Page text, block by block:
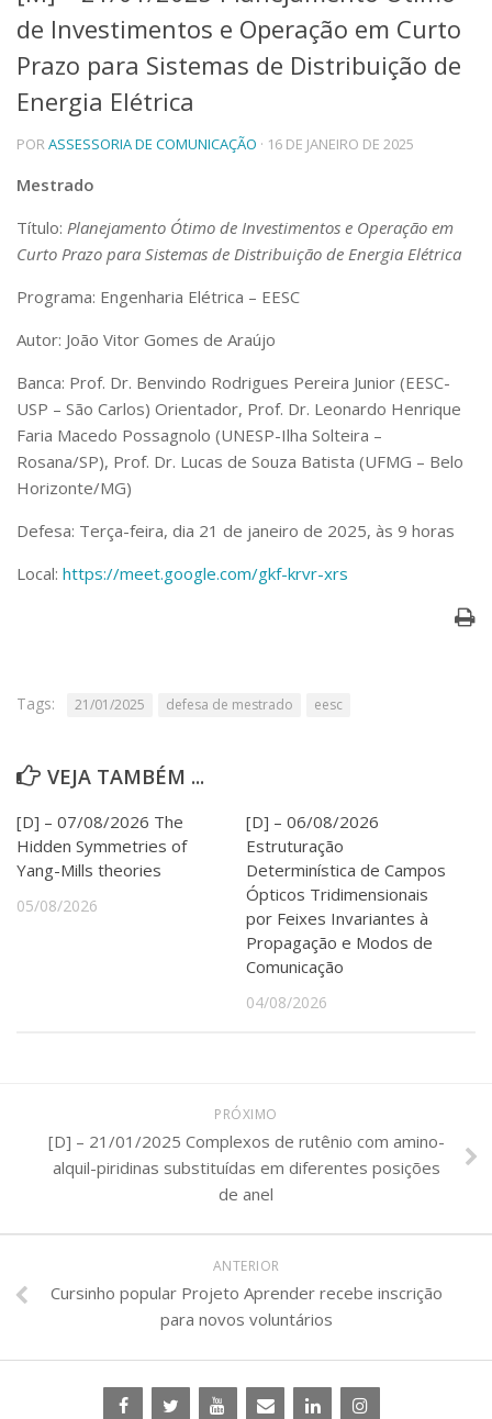
Telefones e Mapas
Pessoas
Ensino
Graduação
Educação a distância
Cursos de Extensão
Linhas de Pesquisa
Centros, Núcleos e Projetos em Rede
Pós-doutorado
Iniciação Científica
Transferência de Tecnologia
Extensão à Comunidade
Projetos, Programas e Cursos
Artes, Cultura e Esportes
Museus e Espaços Interativos
Bibliotecas
Segurança, Trânsito e Prevenção
Aplicativos e Sites
Agenda de Eventos
Defesa de Teses
de Investimentos e Operação em Curto
Prazo para Sistemas de Distribuição de
Energia Elétrica
PORASSESSORIA DE COMUNICAÇÃO · 16 DE JANEIRO DE 2025
Mestrado
Título: Planejamento Ótimo de Investimentos e Operação em
Curto Prazo para Sistemas de Distribuição de Energia Elétrica
Programa: Engenharia Elétrica – EESC
Autor: João Vitor Gomes de Araújo
Banca: Prof. Dr. Benvindo Rodrigues Pereira Junior (EESC-
USP – São Carlos) Orientador, Prof. Dr. Leonardo Henrique
Faria Macedo Possagnolo (UNESP-Ilha Solteira –
Rosana/SP), Prof. Dr. Lucas de Souza Batista (UFMG – Belo
Horizonte/MG)
Defesa: Terça-feira, dia 21 de janeiro de 2025, às 9 horas
Local: https://meet.google.com/gkf-krvr-xrs
Tags: 21/01/2025 defesa de mestrado eesc
VEJA TAMBÉM ...
[D] – 07/08/2026 The
Hidden Symmetries of
Yang-Mills theories
05/08/2026
[D] – 06/08/2026
Estruturação
Determinística de Campos
Ópticos Tridimensionais
por Feixes Invariantes à
Propagação e Modos de
Comunicação
04/08/2026
PRÓXIMO
[D] – 21/01/2025 Complexos de rutênio com amino-
alquil-piridinas substituídas em diferentes posições
de anel
ANTERIOR
Cursinho popular Projeto Aprender recebe inscrição
para novos voluntários